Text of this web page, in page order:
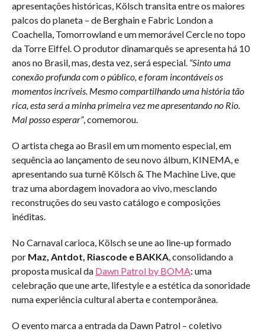
apresentações históricas, Kölsch transita entre os maiores
palcos do planeta – de Berghain e Fabric London a
Coachella, Tomorrowland e um memorável Cercle no topo
da Torre Eiffel. O produtor dinamarquês se apresenta há 10
anos no Brasil, mas, desta vez, será especial. “Sinto uma
conexão profunda com o público, e foram incontáveis os
momentos incríveis. Mesmo compartilhando uma história tão
rica, esta será a minha primeira vez me apresentando no Rio.
Mal posso esperar”, comemorou.
O artista chega ao Brasil em um momento especial, em
sequência ao lançamento de seu novo álbum, KINEMA, e
apresentando sua turnê Kölsch & The Machine Live, que
traz uma abordagem inovadora ao vivo, mesclando
reconstruções do seu vasto catálogo e composições
inéditas.
No Carnaval carioca, Kölsch se une ao line-up formado
por Maz, Antdot, Riascode e BAKKA, consolidando a
proposta musical da Dawn Patrol by BOMA: uma
celebração que une arte, lifestyle e a estética da sonoridade
numa experiência cultural aberta e contemporânea.
O evento marca a entrada da Dawn Patrol – coletivo